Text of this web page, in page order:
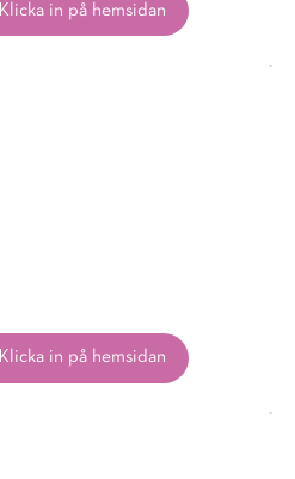
Klicka in på hemsidan
Klicka in på hemsidan